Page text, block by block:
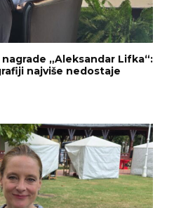
„Aleksandar Lifka“:
najviše nedostaje